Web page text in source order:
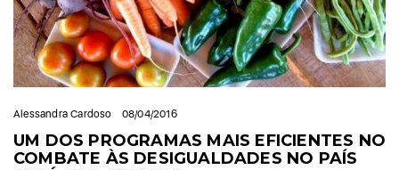
Alessandra Cardoso 08/04/2016
UM DOS PROGRAMAS MAIS EFICIENTES NO
COMBATE ÀS DESIGUALDADES NO PAÍS